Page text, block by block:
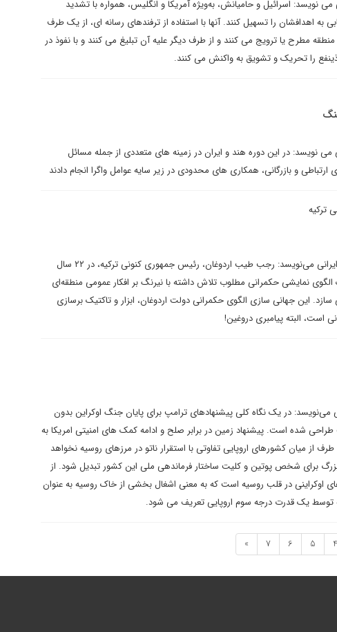
می نویسد: اسرائیل و حامیانش، به‌ویژه آمریکا و انگلیس، همواره با تشدید
اهدافشان را تسهیل کنند. آنها با استفاده از ترفندهای رسانه ای، از یک طرف
مطرح یا ترویج می کنند و از طرف دیگر علیه آن تبلیغ می کنند و با نفوذ در
را تحریک و تشویق به واکنش می کنند.
می نویسد: در این دوره هند و ایران در زمینه های متعددی از جمله مسائل
و بازرگانی، همکاری های محدودی در زیر سایه عوامل واگرا انجام دادند
ترکیه
اسلام ذوالقدرپور در یادداشتی برای دیپلماسی ایرانی می‌نویسد: رجب طیب اردوغان، رئیس جمهوری کنونی ترکیه، در ۲۲ سال
نمایشی حکمرانی مطلوب تلاش داشته با نیرنگ بر افکار عمومی منطقه‌ای
این جهانی سازی الگوی حکمرانی دولت اردوغان، ابزار و تاکتیک برسازی
است، البته پیامبری دروغین!
می‌نویسد: در یک نگاه کلی پیشنهادهای ترامپ برای پایان جنگ اوکراین بدون
شده است. پیشنهاد زمین در برابر صلح و ادامه کمک های امنیتی امریکا به
از میان کشورهای اروپایی تفاوتی با استقرار ناتو در مرزهای روسیه نخواهد
برای شخص پوتین و کلیت ساختار فرماندهی ملی این کشور تبدیل شود. از
اوکراینی در قلب روسیه است که به معنی اشغال بخشی از خاک روسیه به عنوان
توسط یک قدرت درجه سوم اروپایی تعریف می شود.
4
5
6
7
»